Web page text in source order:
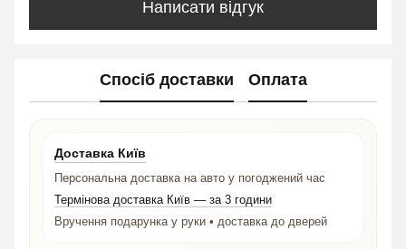
Написати відгук
Спосіб доставки Оплата
Доставка Київ
Персональна доставка на авто у погоджений час
Термінова доставка Київ — за 3 години
Вручення подарунка у руки • доставка до дверей